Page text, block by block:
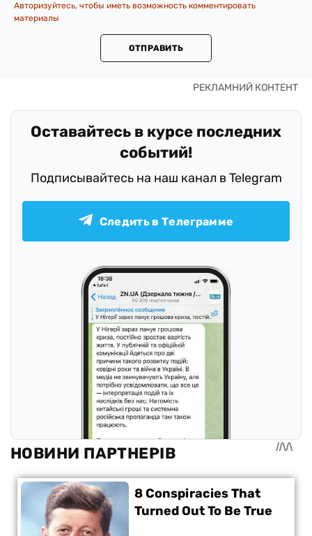
Авторизуйтесь, чтобы иметь возможность комментировать
материалы
ОТПРАВИТЬ
Оставайтесь в курсе последних
событий!
Подписывайтесь на наш канал в Telegram
Следить в Телеграмме